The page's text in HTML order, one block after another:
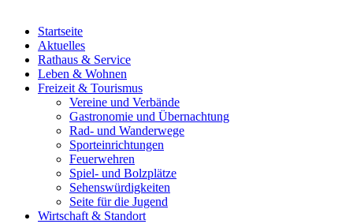
Startseite
Aktuelles
Rathaus & Service
Leben & Wohnen
Freizeit & Tourismus
Vereine und Verbände
Gastronomie und Übernachtung
Rad- und Wanderwege
Sporteinrichtungen
Feuerwehren
Spiel- und Bolzplätze
Sehenswürdigkeiten
Seite für die Jugend
Wirtschaft & Standort